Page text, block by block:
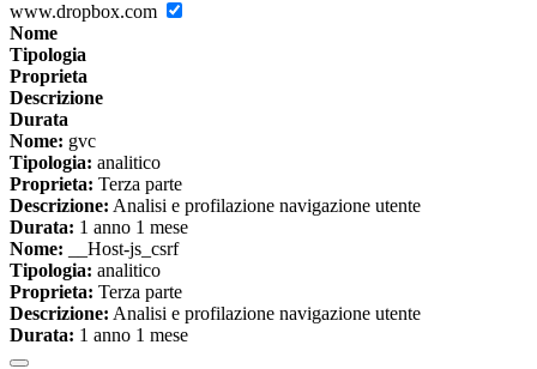
www.dropbox.com
Nome
Tipologia
Proprieta
Descrizione
Durata
Nome: gvc
Tipologia: analitico
Proprieta: Terza parte
Descrizione: Analisi e profilazione navigazione utente
Durata: 1 anno 1 mese
Nome: __Host-js_csrf
Tipologia: analitico
Proprieta: Terza parte
Descrizione: Analisi e profilazione navigazione utente
Durata: 1 anno 1 mese